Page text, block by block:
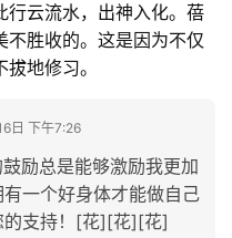
行云流水，出神入化。蓓
不胜收的。这是因为不仅
地修习。
日 下午7:26
励总是能够激励我更加
一个好身体才能做自己
的支持！[花][花][花]